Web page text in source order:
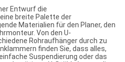
Entwurf die
breite Palette der
Materialien für den Planer, den
Von den U-
Rohraufhänger durch zu
finden Sie, dass alles,
Suspendierung oder das